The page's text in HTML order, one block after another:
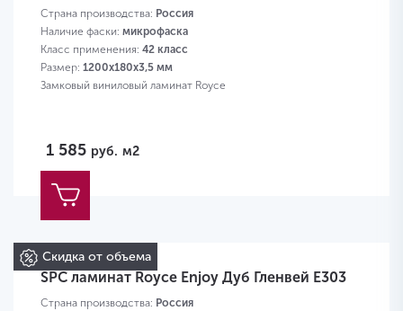
Страна производства: Россия
Наличие фаски: микрофаска
Класс применения: 42 класс
Размер: 1200х180х3,5 мм
Замковый виниловый ламинат Royce
1 585 руб. м2
Скидка от объема
SPC ламинат Royce Enjoy Дуб Гленвей Е303
Страна производства: Россия